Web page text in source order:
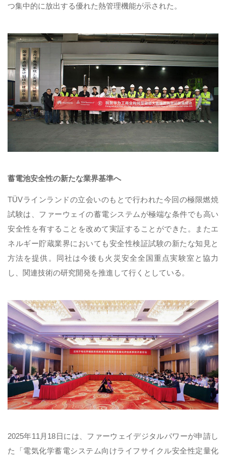
つ集中的に放出する優れた熱管理機能が示された。
蓄電池安全性の新たな業界基準へ
TÜVラインランドの立会いのもとで行われた今回の極限燃焼
試験は、ファーウェイの蓄電システムが極端な条件でも高い
安全性を有することを改めて実証することができた。またエ
ネルギー貯蔵業界においても安全性検証試験の新たな知見と
方法を提供。同社は今後も火災安全全国重点実験室と協力
し、関連技術の研究開発を推進して行くとしている。
2025年11月18日には、ファーウェイデジタルパワーが申請し
た「電気化学蓄電システム向けライフサイクル安全性定量化